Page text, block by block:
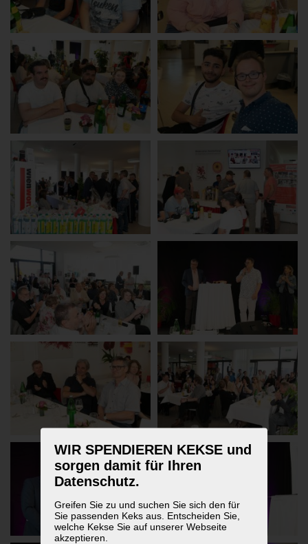
WIR SPENDIEREN KEKSE und
sorgen damit für Ihren
Datenschutz.
Greifen Sie zu und suchen Sie sich den für
Sie passenden Keks aus. Entscheiden Sie,
welche Kekse Sie auf unserer Webseite
akzeptieren.